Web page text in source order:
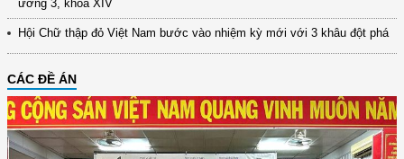
ương 3, khóa XIV
Hội Chữ thập đỏ Việt Nam bước vào nhiệm kỳ mới với 3 khâu đột phá
CÁC ĐỀ ÁN